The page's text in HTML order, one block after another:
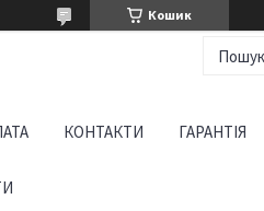
Кошик
КОНТАКТИ ГАРАНТІЯ